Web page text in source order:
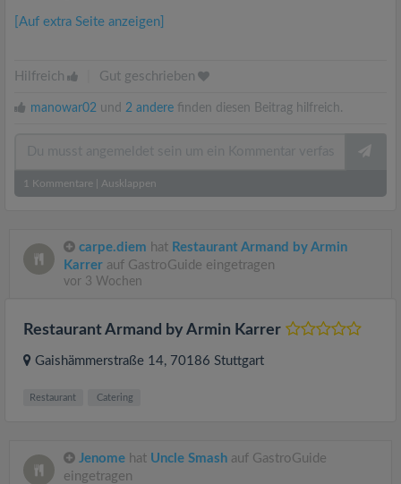
[Auf extra Seite anzeigen]
Hilfreich Gut geschrieben
manowar02 und 2 andere finden diesen Beitrag hilfreich.
1 Kommentare Ausklappen
carpe.diem hat Restaurant Armand by Armin
Karrer auf GastroGuide eingetragen
vor 3 Wochen
Restaurant Armand by Armin Karrer
Gaishämmerstraße 14, 70186 Stuttgart
Restaurant Catering
Jenome hat Uncle Smash auf GastroGuide
eingetragen